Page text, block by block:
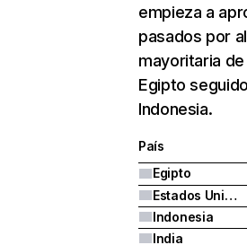
empieza a
pasados por
mayoritaria
Egipto
Indonesia.
País
Egipto
Estados Unidos
Indonesia
India